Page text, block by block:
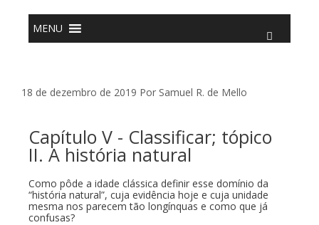
conteúdo
MENU
18 de dezembro de 2019 Por Samuel R. de Mello
Capítulo V - Classificar; tópico
II. A história natural
Como pôde a idade clássica definir esse domínio da
“história natural”, cuja evidência hoje e cuja unidade
mesma nos parecem tão longínquas e como que já
confusas?